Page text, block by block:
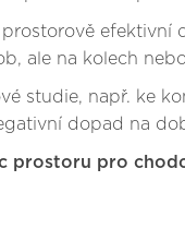
ale na kolech
studie, např. ke
dopad na
prostoru pro